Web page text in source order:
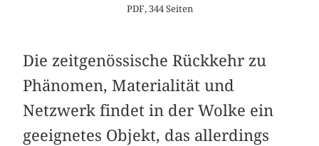
PDF, 344 Seiten
Die zeitgenössische Rückkehr zu
Phänomen, Materialität und
Netzwerk findet in der Wolke ein
geeignetes Objekt, das allerdings